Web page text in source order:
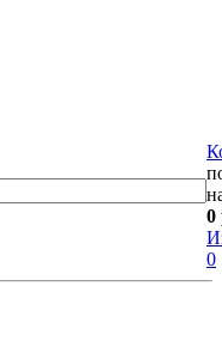
0
0